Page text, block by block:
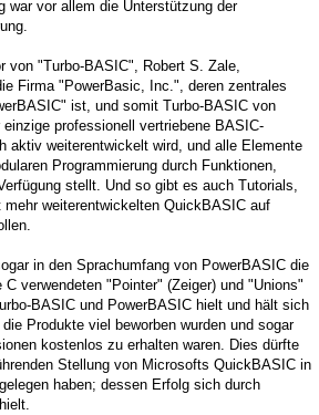
war vor allem die Unterstützung der
von "Turbo-BASIC", Robert S. Zale,
Firma "PowerBasic, Inc.", deren zentrales
ist, und somit Turbo-BASIC von
professionell vertriebene BASIC-
aktiv weiterentwickelt wird, und alle Elemente
Programmierung durch Funktionen,
stellt. Und so gibt es auch Tutorials,
weiterentwickelten QuickBASIC auf
in den Sprachumfang von PowerBASIC die
C verwendeten "Pointer" (Zeiger) und "Unions"
BASIC und PowerBASIC hielt und hält sich
Produkte viel beworben wurden und sogar
kostenlos zu erhalten waren. Dies dürfte
Stellung von Microsofts QuickBASIC in
haben; dessen Erfolg sich durch